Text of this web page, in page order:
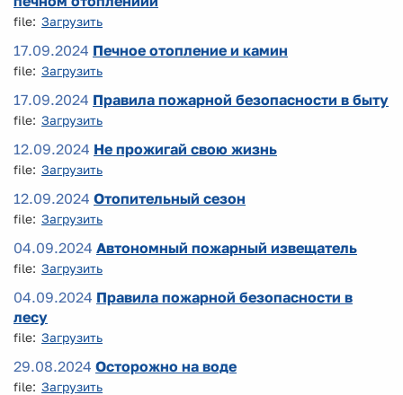
file: Загрузить
17.09.2024 Печное отопление и камин
file: Загрузить
17.09.2024 Правила пожарной безопасности в быту
file: Загрузить
12.09.2024 Не прожигай свою жизнь
file: Загрузить
12.09.2024 Отопительный сезон
file: Загрузить
04.09.2024 Автономный пожарный извещатель
file: Загрузить
04.09.2024 Правила пожарной безопасности в
лесу
file: Загрузить
29.08.2024 Осторожно на воде
file: Загрузить